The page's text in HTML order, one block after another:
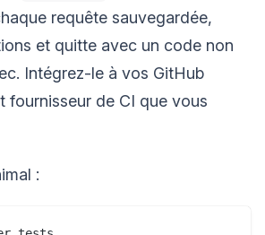
requête sauvegardée,
et quitte avec un code non
Intégrez-le à vos GitHub
fournisseur de CI que vous
: